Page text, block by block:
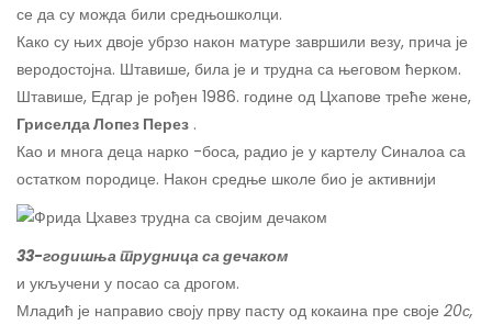
се да су можда били средњошколци.
Како су њих двоје убрзо након матуре завршили везу, прича је
веродостојна. Штавише, била је и трудна са његовом ћерком.
Штавише, Едгар је рођен 1986. године од Цхапове треће жене,
Гриселда Лопез Перез .
Као и многа деца нарко -боса, радио је у картелу Синалоа са
остатком породице. Након средње школе био је активнији
33-годишња трудница са дечаком
и укључени у посао са дрогом.
Младић је направио своју прву пасту од кокаина пре своје 20с,